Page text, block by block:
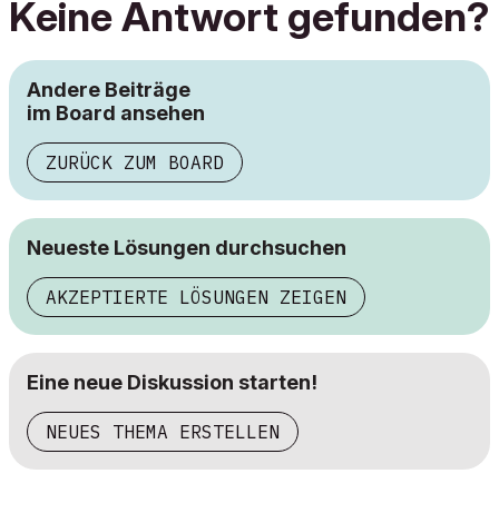
Keine Antwort gefunden?
Andere Beiträge
im Board ansehen
ZURÜCK ZUM BOARD
Neueste Lösungen durchsuchen
AKZEPTIERTE LÖSUNGEN ZEIGEN
Eine neue Diskussion starten!
NEUES THEMA ERSTELLEN